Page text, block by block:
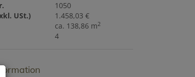
1050
USt.)
1.458,03 €
ca. 138,86 m2
4